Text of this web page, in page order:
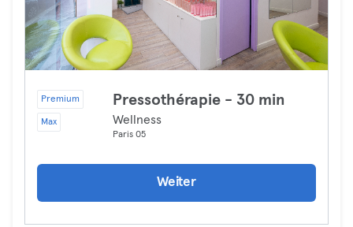
Premium
Max
Pressothérapie - 30 min
Wellness
Paris 05
Weiter